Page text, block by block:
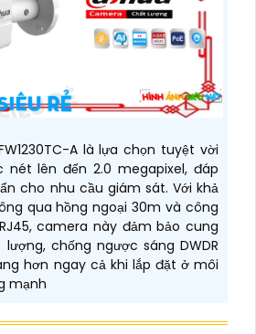
A là lựa chọn tuyệt vời
nét lên đến 2.0 megapixel, đáp
cho nhu cầu giám sát. Với khả
qua hồng ngoại 30m và công
camera này đảm bảo cung
chống ngược sáng DWDR
hơn ngay cả khi lắp đặt ở môi
mạnh